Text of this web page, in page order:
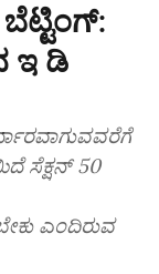
ಇ ಡಿ
ಸೆಕ್ಷನ್‌ 50
ಎಂದಿರುವ